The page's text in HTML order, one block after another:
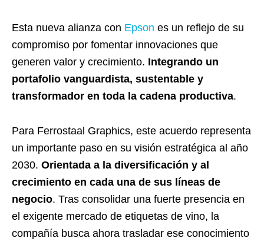
Esta nueva alianza con Epson es un reflejo de su
compromiso por fomentar innovaciones que
generen valor y crecimiento. Integrando un
portafolio vanguardista, sustentable y
transformador en toda la cadena productiva.
Para Ferrostaal Graphics, este acuerdo representa
un importante paso en su visión estratégica al año
2030. Orientada a la diversificación y al
crecimiento en cada una de sus líneas de
negocio. Tras consolidar una fuerte presencia en
el exigente mercado de etiquetas de vino, la
compañía busca ahora trasladar ese conocimiento